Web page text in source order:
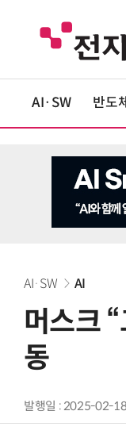
AI·SW 반도체
AI·SW AI
머스크
동
발행일 : 2025-02-